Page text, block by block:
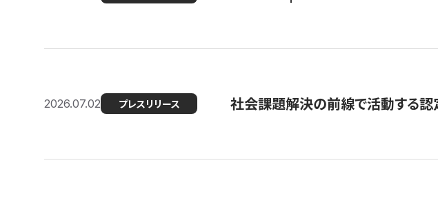
2026.07.02 プレスリリース 社会課題解決の前線で活動する認